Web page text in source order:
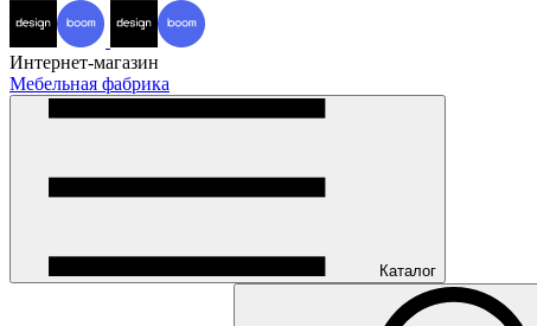
Интернет-магазин
Мебельная фабрика
Каталог